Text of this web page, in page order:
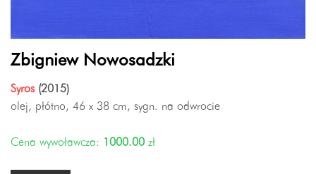
Zbigniew Nowosadzki
Syros (2015)
olej, płótno, 46 x 38 cm, sygn. na odwrocie
Cena wywoławcza: 1000.00 zł